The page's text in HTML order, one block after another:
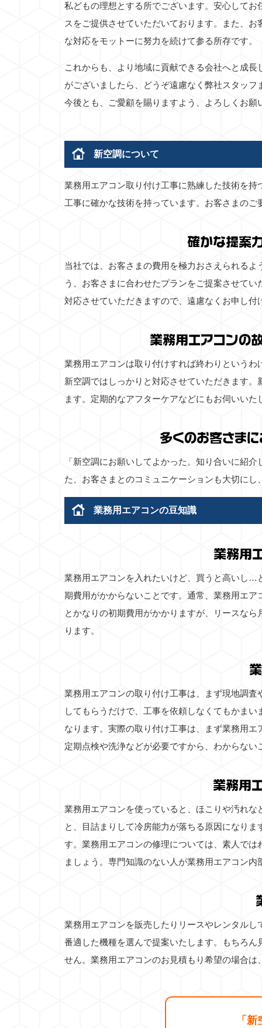
私どもの理想とする所でございます。安心して
スをご提供させていただいております。また、
な対応をモットーに努力を続けて参る所存です。
これからも、より地域に貢献できる会社へと成
がございましたら、どうぞ遠慮なく弊社スタッ
今後とも、ご愛顧を賜りますよう、よろしくお願
新空調について
業務用エアコン取り付け工事に熟練した技術を
工事に確かな技術を持っています。お客さまの
確かな提案
当社では、お客さまの費用を極力おさえられる
う、お客さまに合わせたプランをご提案させて
対応させていただきますので、遠慮なくお申し付
業務用エアコンの
業務用エアコンは取り付けすれば終わりという
新空調ではしっかりと対応させていただきます
ます。定期的なアフターケアなどにもお伺いい
多くのお客さま
「新空調にお願いしてよかった。知り合いに紹
た、お客さまとのコミュニケーションも大切に
業務用エアコンの豆知識
業務用
業務用エアコンを入れたいけど、買うと高いし…
期費用がかからないことです。通常、業務用エ
とかなりの初期費用がかかりますが、リースな
ります。
業務用エアコンの取り付け工事は、まず現地調
してもらうだけで、工事を依頼しなくてもかま
なります。実際の取り付け工事は、まず業務用
定期点検や洗浄などが必要ですから、わからな
業務用
業務用エアコンを使っていると、ほこりや汚れ
と、目詰まりして冷房能力が落ちる原因になり
す。業務用エアコンの修理については、素人で
ましょう。専門知識のない人が業務用エアコン
業務用エアコンを販売したりリースやレンタル
番適した機種を選んで提案いたします。もちろ
せん。業務用エアコンのお見積もり希望の場合
「